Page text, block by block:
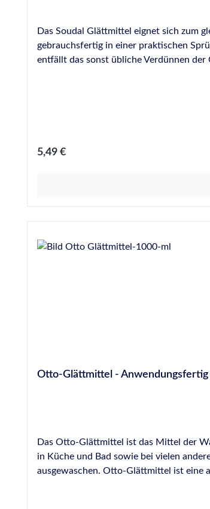
Das Soudal Glättmittel eignet sich zum
gebrauchsfertig in einer praktischen
entfällt das sonst übliche Verdünnen
Regulärer Preis:
5,49 €
Otto-Glättmittel - Anwendungsfertig
Das Otto-Glättmittel ist das Mittel der
in Küche und Bad sowie bei vielen
ausgewaschen. Otto-Glättmittel ist eine